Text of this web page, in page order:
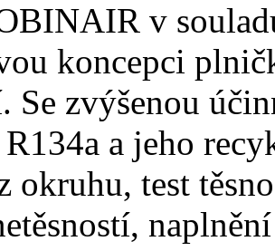
v
koncepci
Se zvýšenou
a jeho
okruhu, test